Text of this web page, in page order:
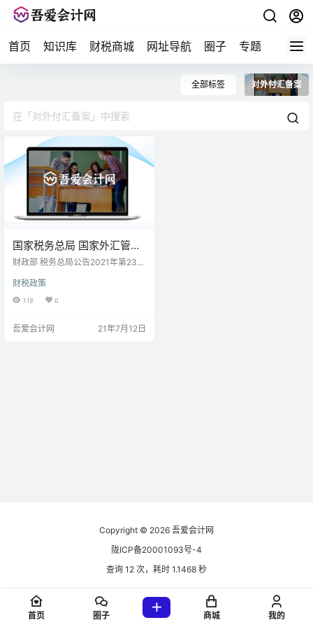
首页 知识库 财税商城 网址导航 圈子 专题 会计问
全部标签 对外付汇备案
国家税务总局 国家外汇管理
局关于服务贸易等项目对外
充公告
财政部 税务总局公告2021年第23号
法》，现将契税若干事项执行口径
公告如下： 一、关于土地、房屋权
所有权。 （二）下列情形发生土
财税政策
118 0
吾爱会计网 21年7月12日
Copyright © 2026 吾爱会计网
陇ICP备20001093号-4
查询 12 次，耗时 1.1468 秒
首页 圈子 商城 我的